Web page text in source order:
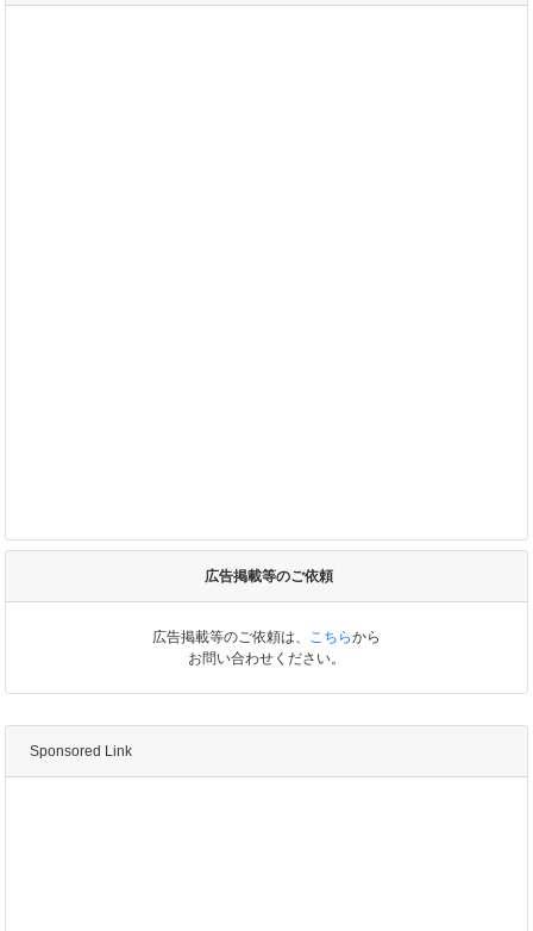
広告掲載等のご依頼
広告掲載等のご依頼は、 こちらから
お問い合わせください。
Sponsored Link